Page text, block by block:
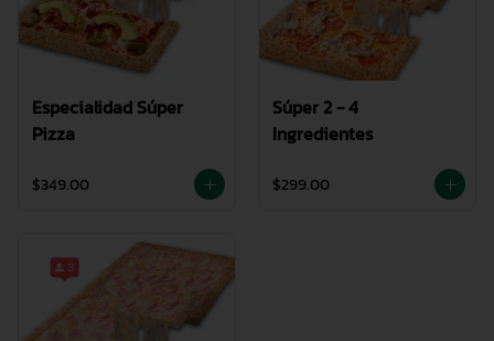
Especialidad Súper
Pizza
$349.00
Súper 2 - 4
Ingredientes
$299.00